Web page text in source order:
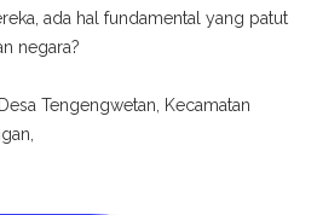
ada hal fundamental yang patut
negara?
Tengengwetan, Kecamatan